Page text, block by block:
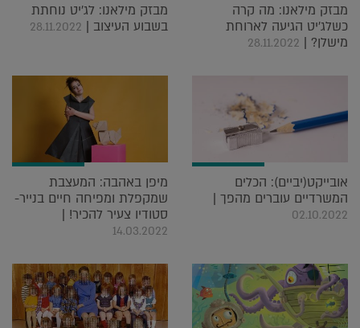
מבזק מילאנו: מה קרה
כשלג'יט הגיעה לארוחת
מישלן? | 28.11.2022
מבזק מילאנו: לג'יט נוחתת
בשבוע העיצוב | 28.11.2022
אובייקט(יביים): הכלים
המשרדיים עוברים מהפך |
02.10.2022
מיפן באהבה: המעצבת
שמקפלת ומפיחה חיים בנייר-
סטודיו צעיר להכיר! |
14.03.2022